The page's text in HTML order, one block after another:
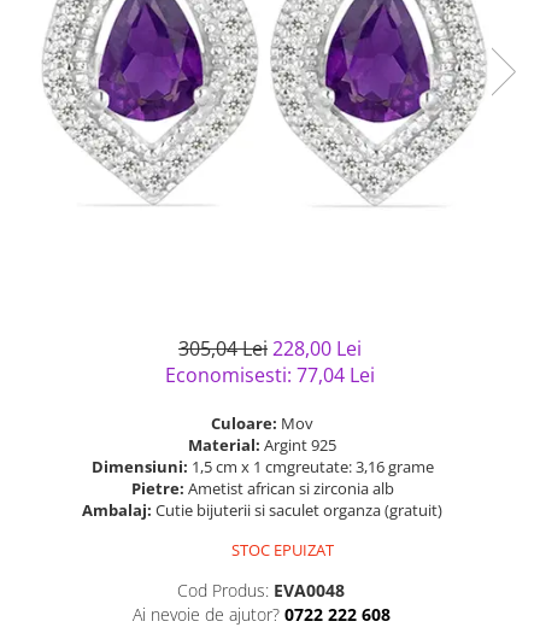
semipretioase
Bijuterii argint placat cu aur
Bijuterii argint cu diverse
materiale
Bijuterii argint cu murano
Bijuterii de Lux
Bijuterii gotice si rock
Bijuterii Handmade
Bijuterii fantezie
Casete si cutii de bijuterii
305,04 Lei228,00 Lei
Economisesti: 77,04 Lei
Culoare: Mov
Material: Argint 925
Dimensiuni: 1,5 cm x 1 cmgreutate: 3,16 grame
Pietre: Ametist african si zirconia alb
Ambalaj: Cutie bijuterii si saculet organza (gratuit)
STOC EPUIZAT
Cod Produs: EVA0048
Ai nevoie de ajutor? 0722 222 608